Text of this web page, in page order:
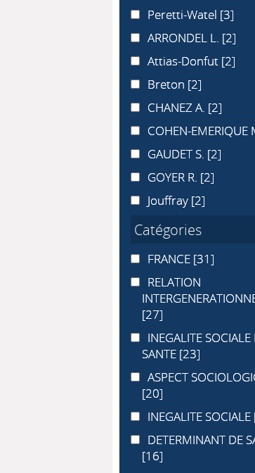
Peretti-Watel
Peretti-Watel [3]
ARRONDEL L.
ARRONDEL L. [2]
Attias-Donfut
Attias-Donfut [2]
Breton
Breton [2]
CHANEZ A.
CHANEZ A. [2]
COHEN-EMERIQUE M.
COHEN-EMERIQUE
GAUDET S.
GAUDET S. [2]
GOYER R.
GOYER R. [2]
Jouffray
Jouffray [2]
Catégories
FRANCE
FRANCE [31]
RELATION
RELATION
[27]
INEGALITE SOCIALE DE
INEGALITE SOCIALE
SANTE [23]
ASPECT
ASPECT
[20]
INEGALITE SOCIALE
INEGALITE SOCIALE
DETERMINANT DE
DETERMINANT DE
[16]